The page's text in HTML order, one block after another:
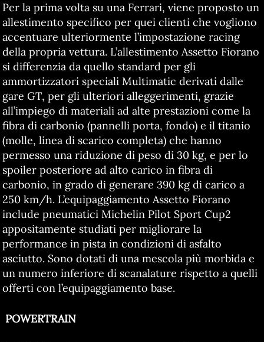
Per la prima volta su una Ferrari, viene proposto un
allestimento specifico per quei clienti che vogliono
accentuare ulteriormente l’impostazione racing
della propria vettura. L’allestimento Assetto Fiorano
si differenzia da quello standard per gli
ammortizzatori speciali Multimatic derivati dalle
gare GT, per gli ulteriori alleggerimenti, grazie
all’impiego di materiali ad alte prestazioni come la
fibra di carbonio (pannelli porta, fondo) e il titanio
(molle, linea di scarico completa) che hanno
permesso una riduzione di peso di 30 kg, e per lo
spoiler posteriore ad alto carico in fibra di
carbonio, in grado di generare 390 kg di carico a
250 km/h. L’equipaggiamento Assetto Fiorano
include pneumatici Michelin Pilot Sport Cup2
appositamente studiati per migliorare la
performance in pista in condizioni di asfalto
asciutto. Sono dotati di una mescola più morbida e
un numero inferiore di scanalature rispetto a quelli
offerti con l’equipaggiamento base.
POWERTRAIN